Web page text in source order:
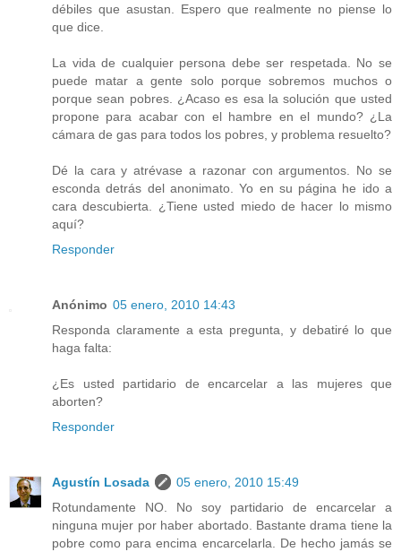
débiles que asustan. Espero que realmente no piense lo
que dice.
La vida de cualquier persona debe ser respetada. No se
puede matar a gente solo porque sobremos muchos o
porque sean pobres. ¿Acaso es esa la solución que usted
propone para acabar con el hambre en el mundo? ¿La
cámara de gas para todos los pobres, y problema resuelto?
Dé la cara y atrévase a razonar con argumentos. No se
esconda detrás del anonimato. Yo en su página he ido a
cara descubierta. ¿Tiene usted miedo de hacer lo mismo
aquí?
Responder
Anónimo 05 enero, 2010 14:43
Responda claramente a esta pregunta, y debatiré lo que
haga falta:
¿Es usted partidario de encarcelar a las mujeres que
aborten?
Responder
Agustín Losada
05 enero, 2010 15:49
Rotundamente NO. No soy partidario de encarcelar a
ninguna mujer por haber abortado. Bastante drama tiene la
pobre como para encima encarcelarla. De hecho jamás se